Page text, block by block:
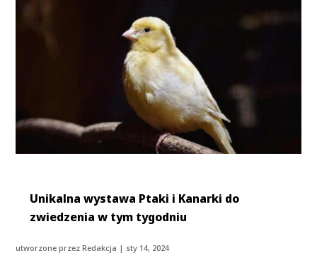
Unikalna wystawa Ptaki i Kanarki do
zwiedzenia w tym tygodniu
utworzone przezRedakcja | sty 14, 2024